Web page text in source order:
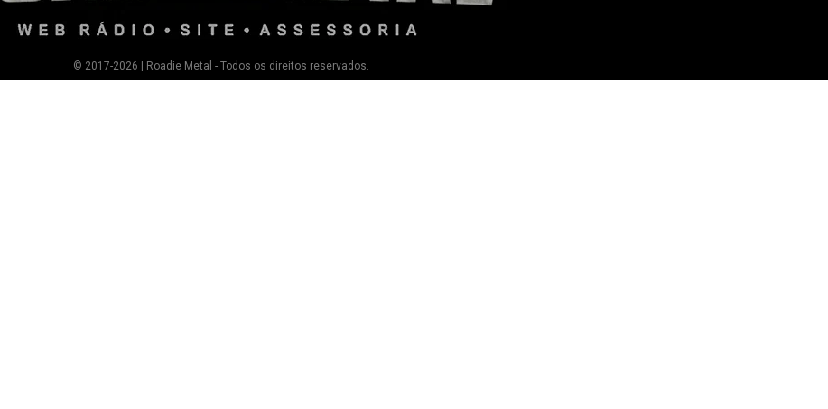
© 2017-2026 | Roadie Metal - Todos os direitos reservados.